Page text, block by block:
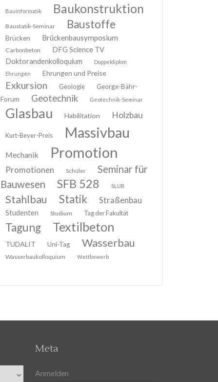
Bauinformatik Baukonstruktion
Baustatik-Seminar Baustoffe
Brücken Brückenbausymposium
Carbonbeton
DFG Science TV
Doktorandenkolloquium
Doppeldiplom
Ehrungen
Ehrungen und Preise
Exkursion Geologie
George-Bähr-
Forum
Geotechnik Geotechnik-Seminar
Glasbau Habilitation Holzbau
Kurt-Beyer-Preis Massivbau
Mechanik Promotion
Promotionen Schüler
Seminar für
Bauwesen
SFB 528 SLUB
Stahlbau Statik Straßenbau
Studenten Studium Tag der Fakultät
Tagung Textilbeton
TUDALIT Uni-Tag Wasserbau
Wasserbaukolloquium Wettbewerb
Meta
Anmelden